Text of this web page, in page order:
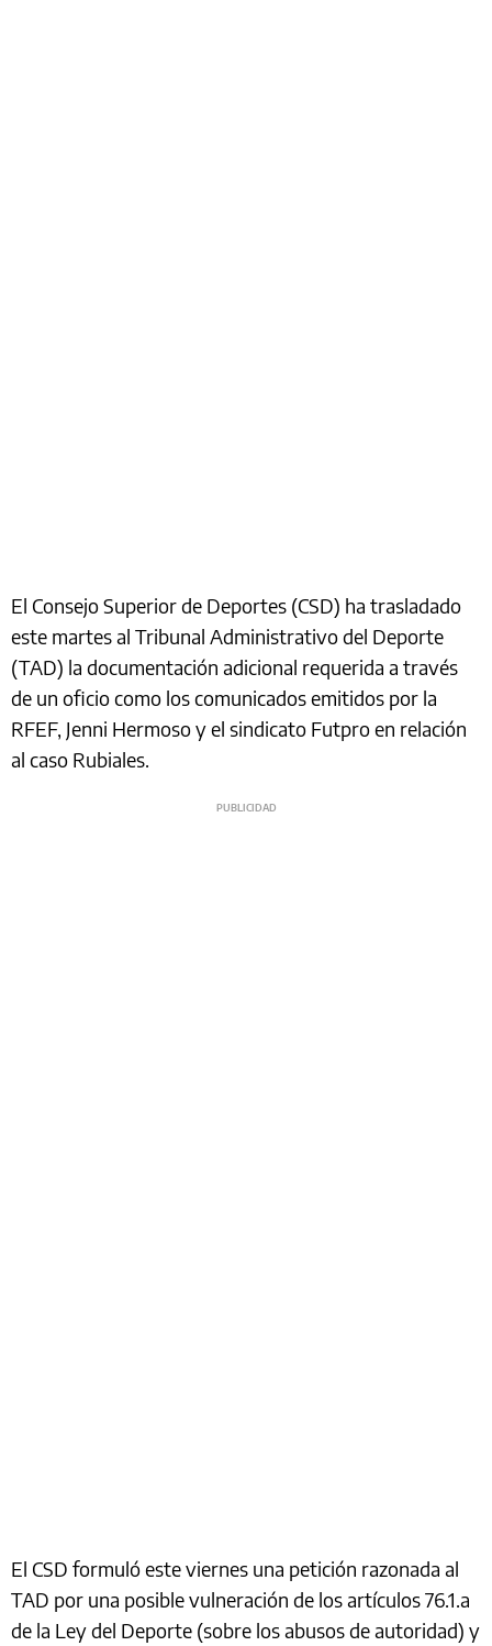
El Consejo Superior de Deportes (CSD) ha trasladado
este martes al Tribunal Administrativo del Deporte
(TAD) la documentación adicional requerida a través
de un oficio como los comunicados emitidos por la
RFEF, Jenni Hermoso y el sindicato Futpro en relación
al caso Rubiales.
El CSD formuló este viernes una petición razonada al
TAD por una posible vulneración de los artículos 76.1.a
de la Ley del Deporte (sobre los abusos de autoridad) y